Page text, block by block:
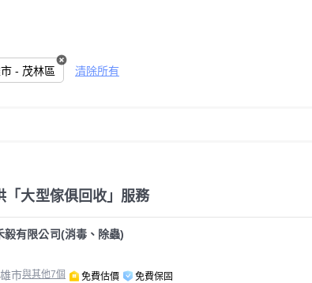
高雄市 - 茂林區 清除所有
「大型傢俱回收」服務
毅有限公司(消毒、除蟲)
市與其他7個 免費估價 免費保固